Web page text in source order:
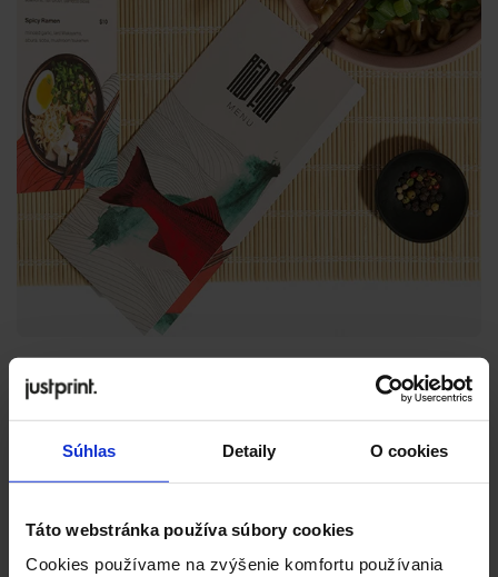
Súhlas Detaily O cookies
Táto webstránka používa súbory cookies
Cookies používame na zvýšenie komfortu používania